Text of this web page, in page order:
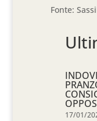
Fonte:
17/01/